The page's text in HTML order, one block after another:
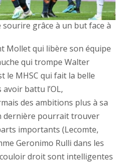
grâce à un but face à
Mollet qui libère son équipe
qui trompe Walter
le MHSC qui fait la belle
battu l’OL,
des ambitions plus à sa
dernière pourrait trouver
importants (Lecomte,
Geronimo Rulli dans les
droit sont intelligentes